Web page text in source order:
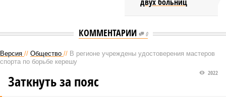
КОММЕНТАРИИ 0
Версия // Общество // В регионе учреждены удостоверения мастеров
спорта по борьбе керешу
2022
Заткнуть за пояс